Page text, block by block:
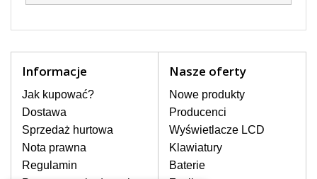
on do wyświetlania tekstu lub obrazu w
z nim z jak największą ostrożnością. Do
zaliczyć uszkodzenia mechaniczne np.
rozbity lub pęknięty ekran, następnie
pojawiające się pionowe pasy, ciemny
ekran, migotanie lub nierównomierną
jasność ekranu.
Informacje
Jak kupować?
Dostawa
Sprzedaż hurtowa
Nota prawna
Regulamin
Nasze oferty
Nowe produkty
Producenci
Wyświetlacze LCD
Klawiatury
Baterie